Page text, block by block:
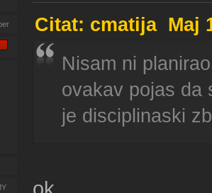
Citat: cmatija Maj
Nisam ni
ovakav pojas da
je disciplinaski
ok